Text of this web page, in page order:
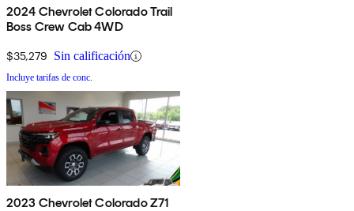
2024 Chevrolet Colorado Trail
Boss Crew Cab 4WD
$35,279 Sin calificación
Incluye tarifas de conc.
2023 Chevrolet Colorado Z71